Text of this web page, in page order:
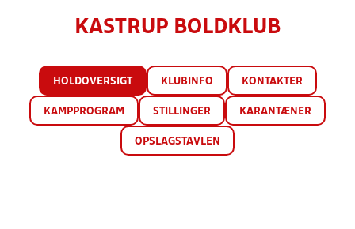
KASTRUP BOLDKLUB
HOLDOVERSIGT KLUBINFO KONTAKTER
KAMPPROGRAM STILLINGER KARANTÆNER
OPSLAGSTAVLEN